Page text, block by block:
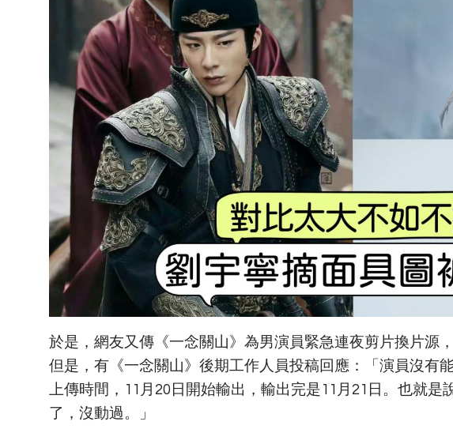
於是，網友又傳《一念關山》為男演員緊急連夜剪片換片源
但是，有《一念關山》後期工作人員投稿回應：「演員沒有
上傳時間，11月20日開始輸出，輸出完是11月21日。也就是
了，沒動過。」